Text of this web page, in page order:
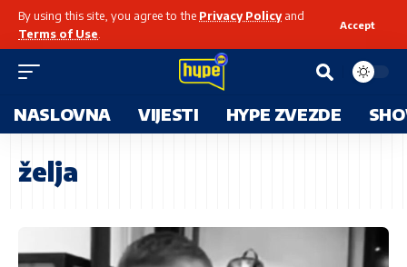
By using this site, you agree to the Privacy Policyand
Terms of Use
Accept
NASLOVNA VIJESTI HYPE ZVEZDE
želja